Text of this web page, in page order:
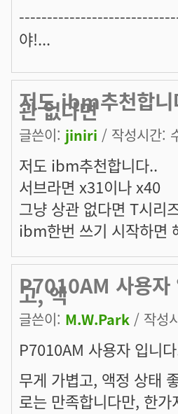
야!...
저도 ibm추천합
관 없다면
글쓴이: jiniri / 작성시간:
저도 ibm추천합니다..
서브라면 x31이나 x40
그냥 상관 없다면 T시리
ibm한번 쓰기 시작하면
P7010AM 사용자
고, 액
글쓴이: M.W.Park / 작성
P7010AM 사용자 입니
무게 가볍고, 액정 상태
로는 만족합니다만, 한